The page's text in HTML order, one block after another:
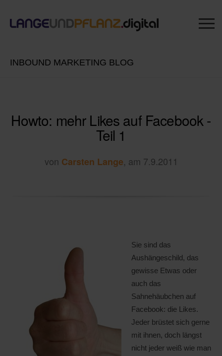
INBOUND MARKETING BLOG
Howto: mehr Likes auf Facebook -
Teil 1
von Carsten Lange, am 7.9.2011
Sie sind das
Aushängeschild, das
gewisse Etwas oder
auch das
Sahnehäubchen auf
Facebook: die Likes.
Jeder brüstet sich gerne
mit ihnen, doch längst
nicht jeder weiß wie man